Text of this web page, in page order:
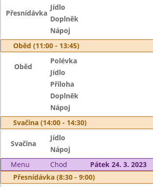
Přesnídávka
Jídlo
Doplněk
Nápoj
Oběd (11:00 - 13:45)
Oběd
Polévka
Jídlo
Příloha
Doplněk
Nápoj
Svačina (14:00 - 14:30)
Svačina
Jídlo
Nápoj
Menu
Chod
Pátek 24. 3. 2023
Přesnídávka (8:30 - 9:00)